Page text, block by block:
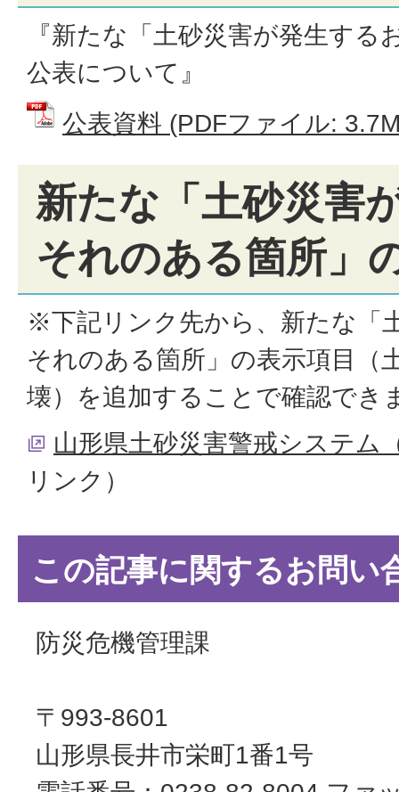
『新たな「土砂災害が発生する
公表について』
公表資料 (PDFファイル:
新たな「土砂災害
それのある箇所」
※下記リンク先から、新たな「
それのある箇所」の表示項目（
壊）を追加することで確認でき
山形県土砂災害警戒システム
リンク）
この記事に関するお問い
防災危機管理課
〒993-8601
山形県長井市栄町1番1号